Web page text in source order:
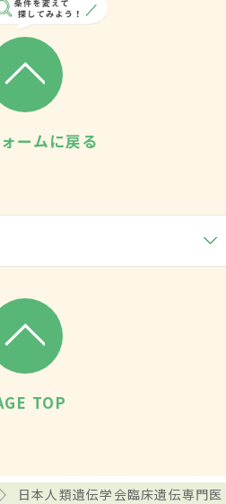
ームに戻る
TOP
日本人類遺伝学会臨床遺伝専門医